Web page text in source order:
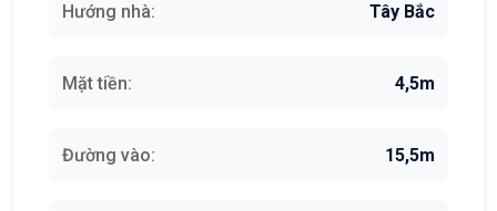
Hướng nhà: Tây Bắc
Mặt tiền: 4,5m
Đường vào: 15,5m